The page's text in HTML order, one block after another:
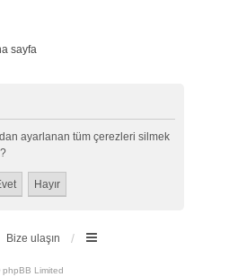
sayfa
ayarlanan tüm çerezleri silmek
Bize ulaşın
Limited